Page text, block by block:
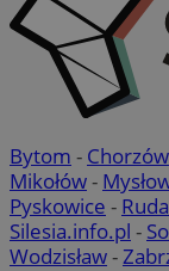
Bytom - Chorzów
Mikołów-
Pyskowice -
Silesia.info.pl -
Wodzisław-